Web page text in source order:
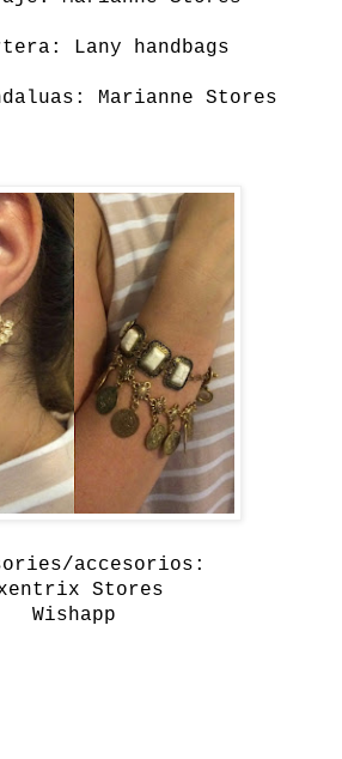
Lany handbags
Marianne Stores
accesorios:
Stores
Wishapp